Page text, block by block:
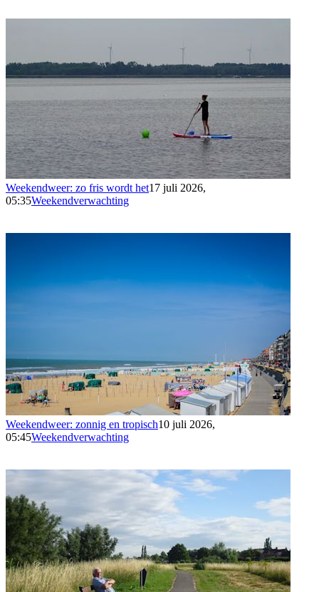
Weekendweer: zo fris wordt het17 juli 2026,
05:35Weekendverwachting
Weekendweer: zonnig en tropisch10 juli 2026,
05:45Weekendverwachting